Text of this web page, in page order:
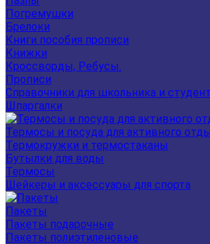
Погремушки
Брелоки
Книги пособия прописи
Книжки
Кроссворды, Ребусы.
Прописи
Справочники для школьника и
Шпаргалки
Термосы и посуда для активного
Термокружки и термостаканы
Бутылки для воды
Термосы
Шейкеры и аксессуары для спорта
Пакеты
Пакеты подарочные
Пакеты полиэтиленовые